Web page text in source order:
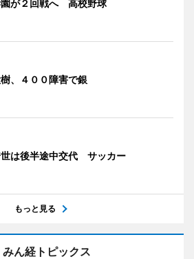
園が２回戦へ 高校野球
、４００障害で銀
世は後半途中交代 サッカー
もっと見る
みん経トピックス